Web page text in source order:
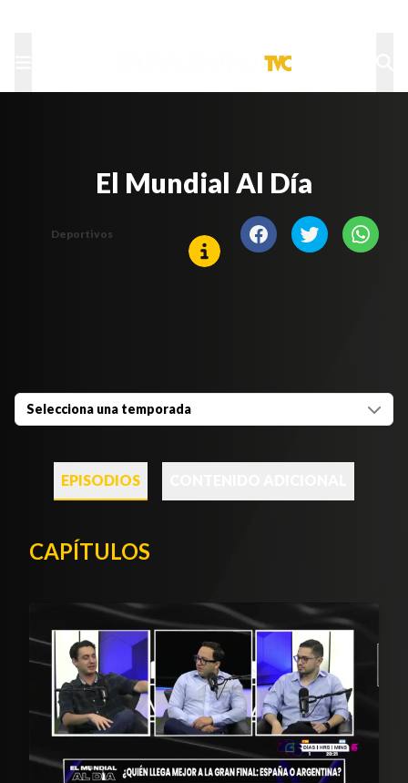
Deportivos
El Mundial Al Día
Selecciona una temporada
EPISODIOS
CAPÍTULOS